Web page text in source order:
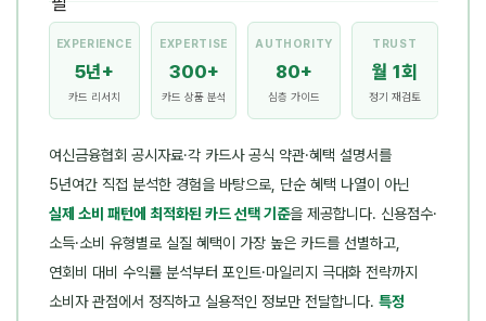
EXPERIENCE
5년+
카드 리서치
EXPERTISE
300+
카드 상품 분석
AUTHORITY
80+
심층 가이드
TRUST
월 1회
정기 재검토
여신금융협회 공시자료·각 카드사 공식 약관·혜택 설명서를
5년여간 직접 분석한 경험을 바탕으로, 단순 혜택 나열이 아닌
실제 소비 패턴에 최적화된 카드 선택 기준을 제공합니다. 신용점수·
소득·소비 유형별로 실질 혜택이 가장 높은 카드를 선별하고,
연회비 대비 수익률 분석부터 포인트·마일리지 극대화 전략까지
소비자 관점에서 정직하고 실용적인 정보만 전달합니다. 특정